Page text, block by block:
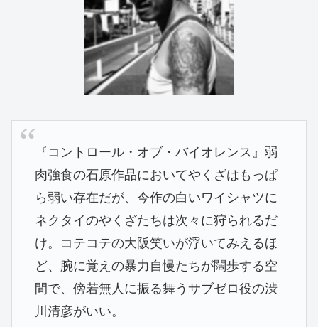
『コントロール・オブ・バイオレンス』弱
肉強食の石原作品においてやくざはもっぱ
ら弱い存在だが、今作の白いワイシャツに
ネクタイのやくざたちは次々に狩られるだ
け。コテコテの大阪笑いが浮いてみえるほ
ど、腕に覚えの暴力自慢たちが闊歩する空
間で、傍若無人に振る舞うサブゼロ役の渋
川清彦がいい。